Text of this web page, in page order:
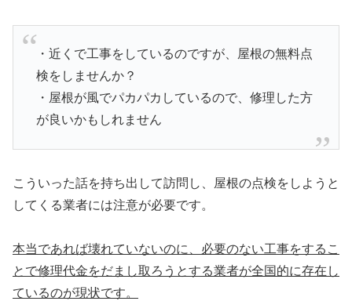
・近くで工事をしているのですが、屋根の無料点
検をしませんか？
・屋根が風でパカパカしているので、修理した方
が良いかもしれません
こういった話を持ち出して訪問し、屋根の点検をしようと
してくる業者には注意が必要です。
本当であれば壊れていないのに、必要のない工事をするこ
とで修理代金をだまし取ろうとする業者が全国的に存在し
ているのが現状です。